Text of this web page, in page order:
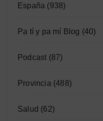
España (938)
Pa tí y pa mí Blog (40)
Podcast (87)
Provincia (488)
Salud (62)